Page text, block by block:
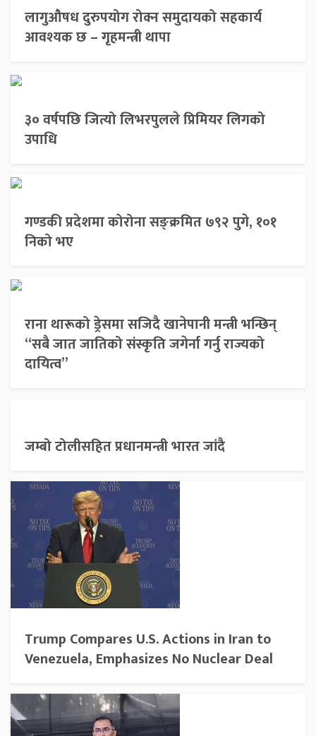
लागुऔषध दुरुपयोग रोक्न समुदायको सहकार्य
आवश्यक छ – गृहमन्त्री थापा
३० वर्षपछि जित्यो लिभरपुलले प्रिमियर लिगको
उपाधि
गण्डकी प्रदेशमा कोरोना सङ्क्रमित ७९२ पुगे, १०१
निको भए
राना थारूको ड्रेसमा सजिदै खानेपानी मन्त्री भन्छिन्
“सबै जात जातिको संस्कृति जगेर्ना गर्नु राज्यको
दायित्व”
जम्बो टोलीसहित प्रधानमन्त्री भारत जांदै
Trump Compares U.S. Actions in Iran to
Venezuela, Emphasizes No Nuclear Deal